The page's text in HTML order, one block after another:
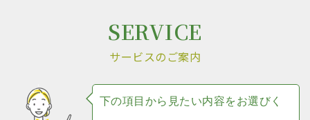
SERVICE
サービスのご案内
下の項目 から 見た い内容をお選び く